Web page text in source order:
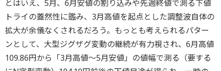
とはいえ、5月、6月安値の割り込みや先週終値で測る下値
トライの蓋然性に鑑み、3月高値を起点とした調整波自体の
拡大が余儀なくされるだろう。もっとも考えられるパター
ンとして、大型ジグザグ変動の継続が有力視され、6月高値
109.86円から「3月高値～5月安値」の値幅で測る（要する